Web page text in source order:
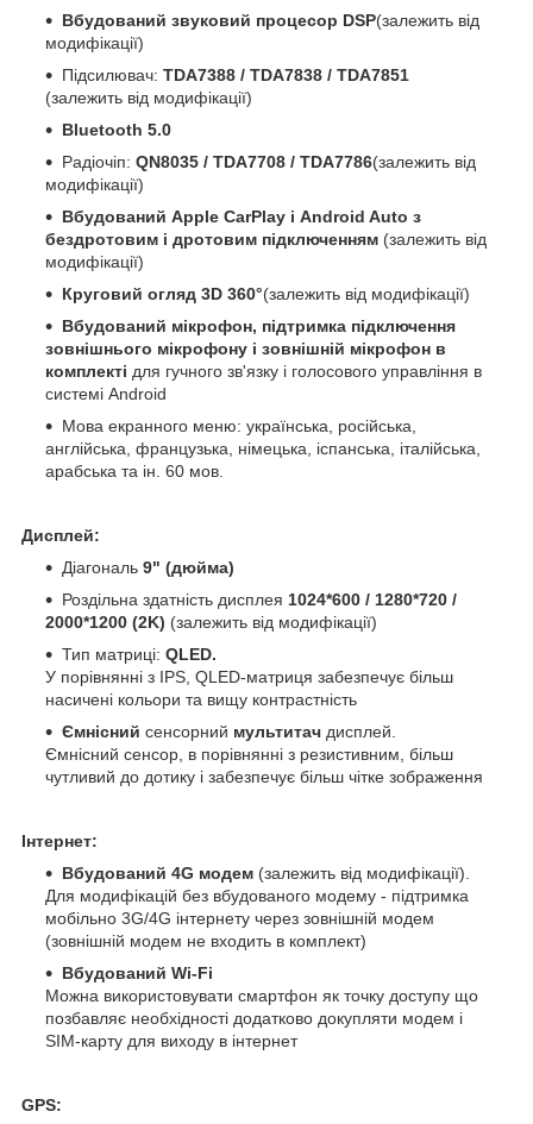
Вбудований звуковий процесор DSP(залежить від
модифікації)
Підсилювач: TDA7388 / TDA7838 / TDA7851
(залежить від модифікації)
Bluetooth 5.0
Радіочіп: QN8035 / TDA7708 / TDA7786(залежить від
модифікації)
Вбудований Apple CarPlay і Android Auto з
бездротовим і дротовим підключенням (залежить від
модифікації)
Круговий огляд 3D 360°(залежить від модифікації)
Вбудований мікрофон, підтримка підключення
зовнішнього мікрофону і зовнішній мікрофон в
комплекті для гучного зв'язку і голосового управління в
системі Android
Мова екранного меню: українська, російська,
англійська, французька, німецька, іспанська, італійська,
арабська та ін. 60 мов.
Дисплей:
Діагональ 9" (дюйма)
Роздільна здатність дисплея 1024*600 / 1280*720 /
2000*1200 (2K) (залежить від модифікації)
Тип матриці: QLED.
У порівнянні з IPS, QLED-матриця забезпечує більш
насичені кольори та вищу контрастність
Ємнісний сенсорний мультитач дисплей.
Ємнісний сенсор, в порівнянні з резистивним, більш
чутливий до дотику і забезпечує більш чітке зображення
Інтернет:
Вбудований 4G модем (залежить від модифікації).
Для модифікацій без вбудованого модему - підтримка
мобільно 3G/4G інтернету через зовнішній модем
(зовнішній модем не входить в комплект)
Вбудований Wi-Fi
Можна використовувати смартфон як точку доступу що
позбавляє необхідності додатково докупляти модем і
SIM-карту для виходу в інтернет
GPS: